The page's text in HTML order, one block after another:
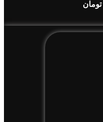
تومان